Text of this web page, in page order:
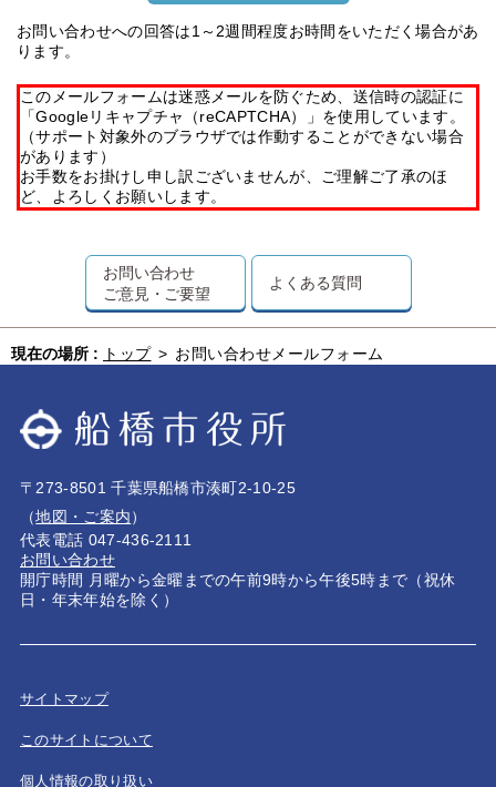
お問い合わせへの回答は1～2週間程度お時間をいただく場合があ
ります。
このメールフォームは迷惑メールを防ぐため、送信時の認証に
「Googleリキャプチャ（reCAPTCHA）」を使用しています。
（サポート対象外のブラウザでは作動することができない場合
があります）
お手数をお掛けし申し訳ございませんが、ご理解ご了承のほ
ど、よろしくお願いします。
お問い合わせ
ご意見・ご要望
よくある質問
現在の場所 : トップ > お問い合わせメールフォーム
〒273-8501 千葉県船橋市湊町2-10-25
（地図・ご案内）
代表電話 047-436-2111
お問い合わせ
開庁時間 月曜から金曜までの午前9時から午後5時まで（祝休
日・年末年始を除く）
サイトマップ
このサイトについて
個人情報の取り扱い